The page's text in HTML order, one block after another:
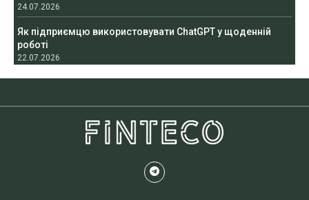
24.07.2026
Як підприємцю використовувати ChatGPT у щоденній
роботі
22.07.2026